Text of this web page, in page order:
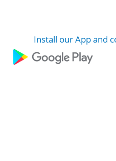
Install our App and